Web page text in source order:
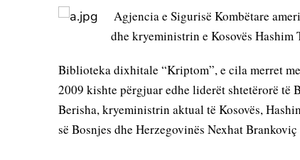
dhe kryeministrin e Kosovës Hashim
Biblioteka dixhitale “Kriptom”, e cila merret
2009 kishte përgjuar edhe liderët shtetërorë
Berisha, kryeministrin aktual të Kosovës,
së Bosnjes dhe Herzegovinës Nexhat